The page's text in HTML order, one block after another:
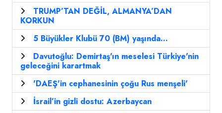
TRUMP’TAN DEĞİL, ALMANYA’DAN
KORKUN
5 Büyükler Klubü 70 (BM) yaşında...
Davutoğlu: Demirtaş'ın meselesi Türkiye'nin
geleceğini karartmak
'DAEŞ'in cephanesinin çoğu Rus menşeli'
İsrail’in gizli dostu: Azerbaycan